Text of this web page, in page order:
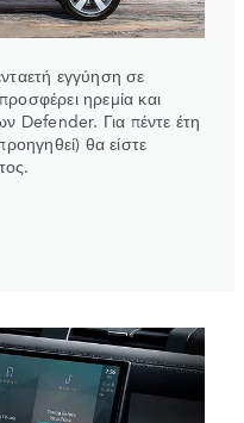
εγγύηση σε
ηρεμία και
Defender. Για πέντε έτη
θα είστε